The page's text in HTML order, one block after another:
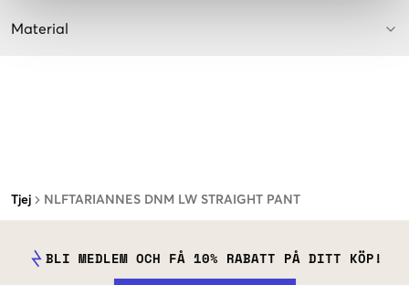
Tjej NLFTARIANNES DNM LW STRAIGHT PANT
Material
BLI MEDLEM OCH FÅ 10% RABATT PÅ DITT KÖP!